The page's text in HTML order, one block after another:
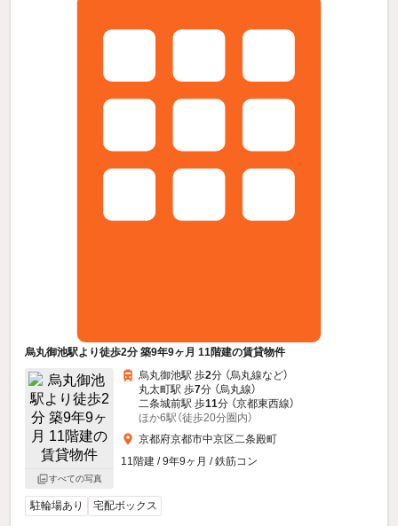
烏丸御池駅より徒歩2分 築9年9ヶ月 11階建の賃貸物件
すべての写真
烏丸御池駅 歩2分 （烏丸線など）
丸太町駅 歩7分 （烏丸線）
二条城前駅 歩11分 （京都東西線）
ほか6駅（徒歩20分圏内）
京都府京都市中京区二条殿町
11階建 / 9年9ヶ月 / 鉄筋コン
駐輪場あり 宅配ボックス